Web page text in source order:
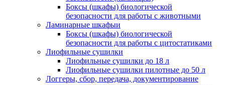
Боксы (шкафы) биологической
безопасности для работы с животными
Ламинарные шкафыи
Боксы (шкафы) биологической
безопасности для работы с цитостатиками
Лиофильные сушилки
Лиофильные сушилки до 18 л
Лиофильные сушилки пилотные до 50 л
Логгеры, сбор, передача, документирование